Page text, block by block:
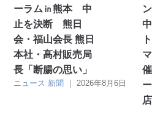
ーラム㏌熊本 中
止を決断 熊日
会・福山会長 熊日
本社・髙村販売局
長「断腸の思い」
ニュース 新聞 ｜2026年8月6日